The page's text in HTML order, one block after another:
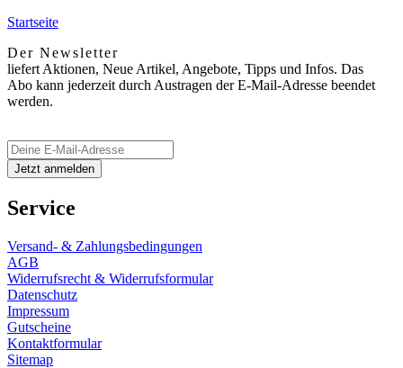
Startseite
Der Newsletter
liefert Aktionen, Neue Artikel, Angebote, Tipps und Infos. Das
Abo kann jederzeit durch Austragen der E-Mail-Adresse beendet
werden.
Service
Versand- & Zahlungsbedingungen
AGB
Widerrufsrecht & Widerrufsformular
Datenschutz
Impressum
Gutscheine
Kontaktformular
Sitemap